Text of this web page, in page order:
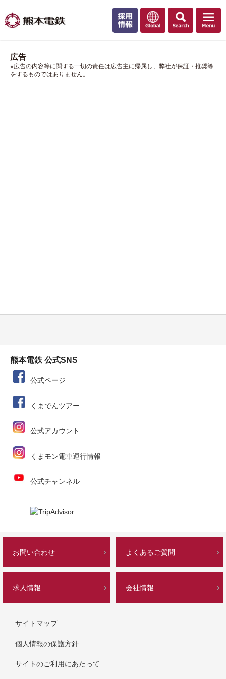
広告
※広告の内容等に関する一切の責任は広告主に帰属し、弊社が保証・推奨等
をするものではありません。
熊本電鉄 公式SNS
公式ページ
くまでんツアー
公式アカウント
くまモン電車運行情報
公式チャンネル
お問い合わせ よくあるご質問
求人情報 会社情報
サイトマップ
個人情報の保護方針
サイトのご利用にあたって